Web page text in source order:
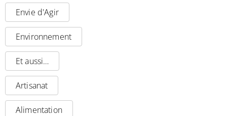
Envie d'Agir
Environnement
Et aussi…
Artisanat
Alimentation